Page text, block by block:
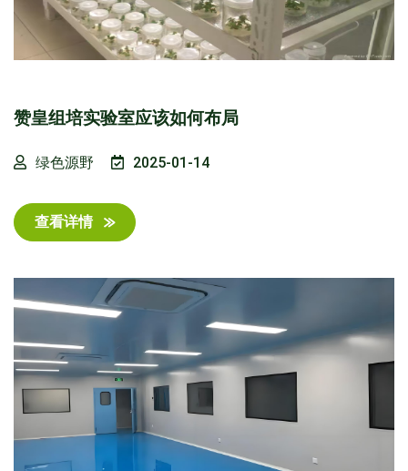
赞皇组培实验室应该如何布局
绿色源野 2025-01-14
查看详情